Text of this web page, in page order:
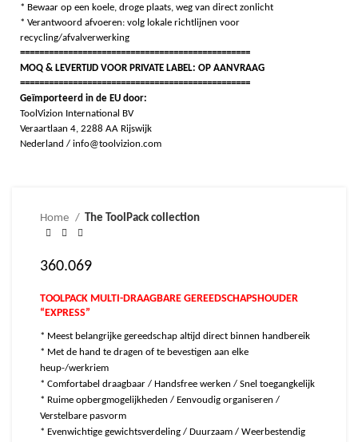
* Bewaar op een koele, droge plaats, weg van direct zonlicht
* Verantwoord afvoeren: volg lokale richtlijnen voor
recycling/afvalverwerking
================================================
MOQ & LEVERTIJD VOOR PRIVATE LABEL: OP AANVRAAG
================================================
Geïmporteerd in de EU door:
ToolVizion International BV
Veraartlaan 4, 2288 AA Rijswijk
Nederland / info@toolvizion.com
Home The ToolPack collection
360.069
TOOLPACK MULTI-DRAAGBARE GEREEDSCHAPSHOUDER
“EXPRESS”
* Meest belangrijke gereedschap altijd direct binnen handbereik
* Met de hand te dragen of te bevestigen aan elke
heup-/werkriem
* Comfortabel draagbaar / Handsfree werken / Snel toegangkelijk
* Ruime opbergmogelijkheden / Eenvoudig organiseren /
Verstelbare pasvorm
* Evenwichtige gewichtsverdeling / Duurzaam / Weerbestendig